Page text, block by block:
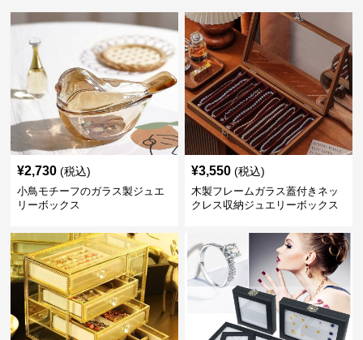
¥2,730 (税込)
小鳥モチーフのガラス製ジュエ
リーボックス
¥3,550 (税込)
木製フレームガラス蓋付きネッ
クレス収納ジュエリーボックス